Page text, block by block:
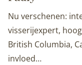
Nu verschenen:
visserijexpert,
British Columbia,
invloed…